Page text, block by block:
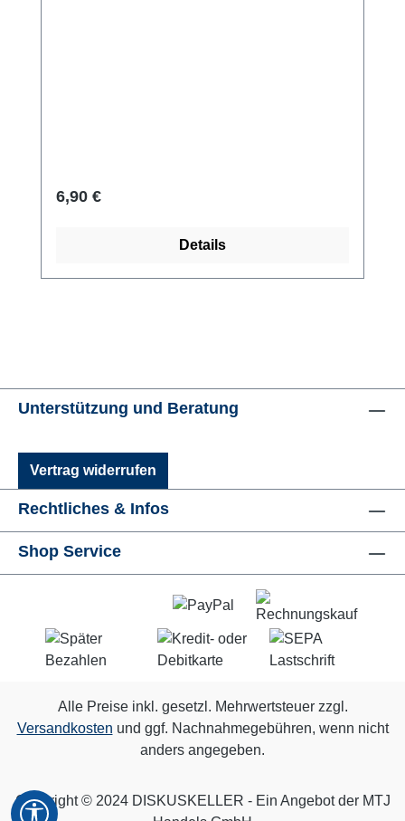
Regulärer Preis:
6,90 €
Details
Unterstützung und Beratung
Vertrag widerrufen
Rechtliches & Infos
Shop Service
Alle Preise inkl. gesetzl. Mehrwertsteuer zzgl.
Versandkosten und ggf. Nachnahmegebühren, wenn nicht
anders angegeben.
Copyright © 2024 DISKUSKELLER - Ein Angebot der MTJ
Werkzeugleiste anzeigen